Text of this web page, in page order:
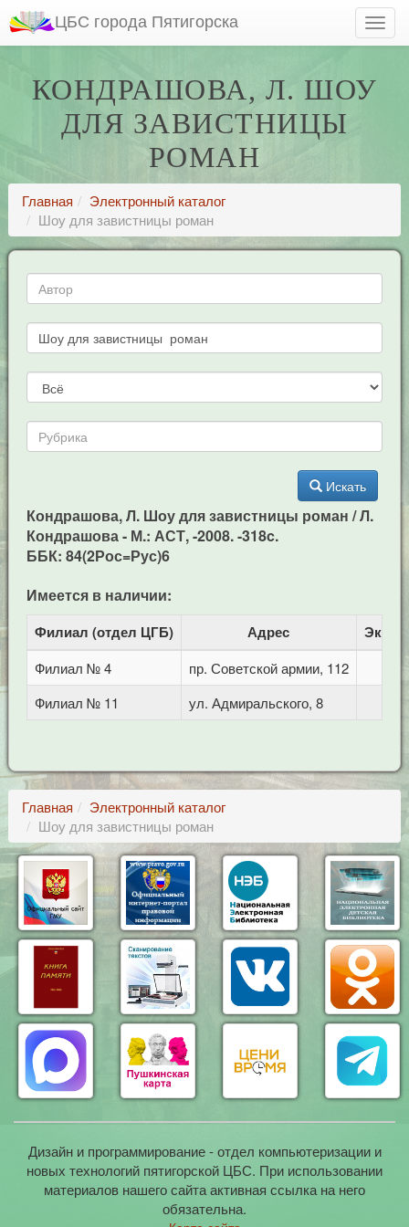
ЦБС города Пятигорска
КОНДРАШОВА, Л. ШОУ
ДЛЯ ЗАВИСТНИЦЫ
РОМАН
Главная
Электронный каталог
Шоу для завистницы роман
Искать
Кондрашова, Л. Шоу для завистницы роман / Л.
Кондрашова - М.: АСТ, -2008. -318c.
ББК: 84(2Рос=Рус)6
Имеется в наличии:
Филиал (отдел ЦГБ) Адрес
Филиал № 4 пр. Советской армии, 112
Филиал № 11
ул. Адмиральского, 8
Главная
Электронный каталог
Шоу для завистницы роман
Дизайн и программирование - отдел компьютеризации и
новых технологий пятигорской ЦБС. При использовании
материалов нашего сайта активная ссылка на него
обязательна.